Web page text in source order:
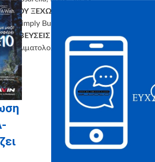
ΠΟΥ ΞΕΧΩΡΙΣΑΝ:
Άννα Μαρία
Simply Burger, Tsakiris Mallas, cGc
ΒΡΑΒΕΥΣΕΙΣ ΣΕ ΚΟΙΝΩΦΕΛΕΙΣ
Αιματολολογίας-Ογκολογίας, Φλόγα,